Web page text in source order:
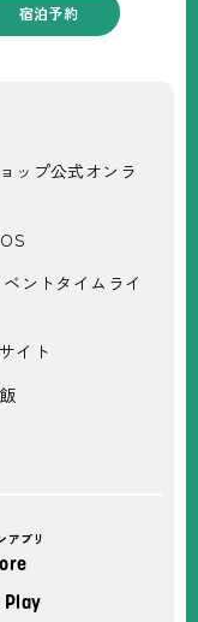
宿泊予約
ップ公式オンラ
ントタイムライ
イト
アプリ
Play